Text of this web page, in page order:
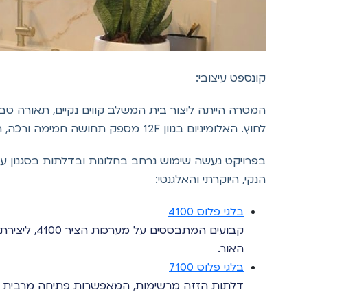
קונספט עיצובי:
המטרה הייתה ליצור בית המשלב קווים נקיים, תאורה
לחוץ. האלומיניום בגוון 12F מספק תחושה חמימה ורכה, המתמזגת עם הרקע הטבעי של הבית.
בפרויקט נעשה שימוש נרחב בחלונות ובדלתות בסגנון
הנקי, היוקרתי והאלגנטי:
בלגי פלוס 4100
קבועים
האור.
בלגי פלוס 7100
דלתות הזזה מרשימות, המאפשרות פתיחה מרבית